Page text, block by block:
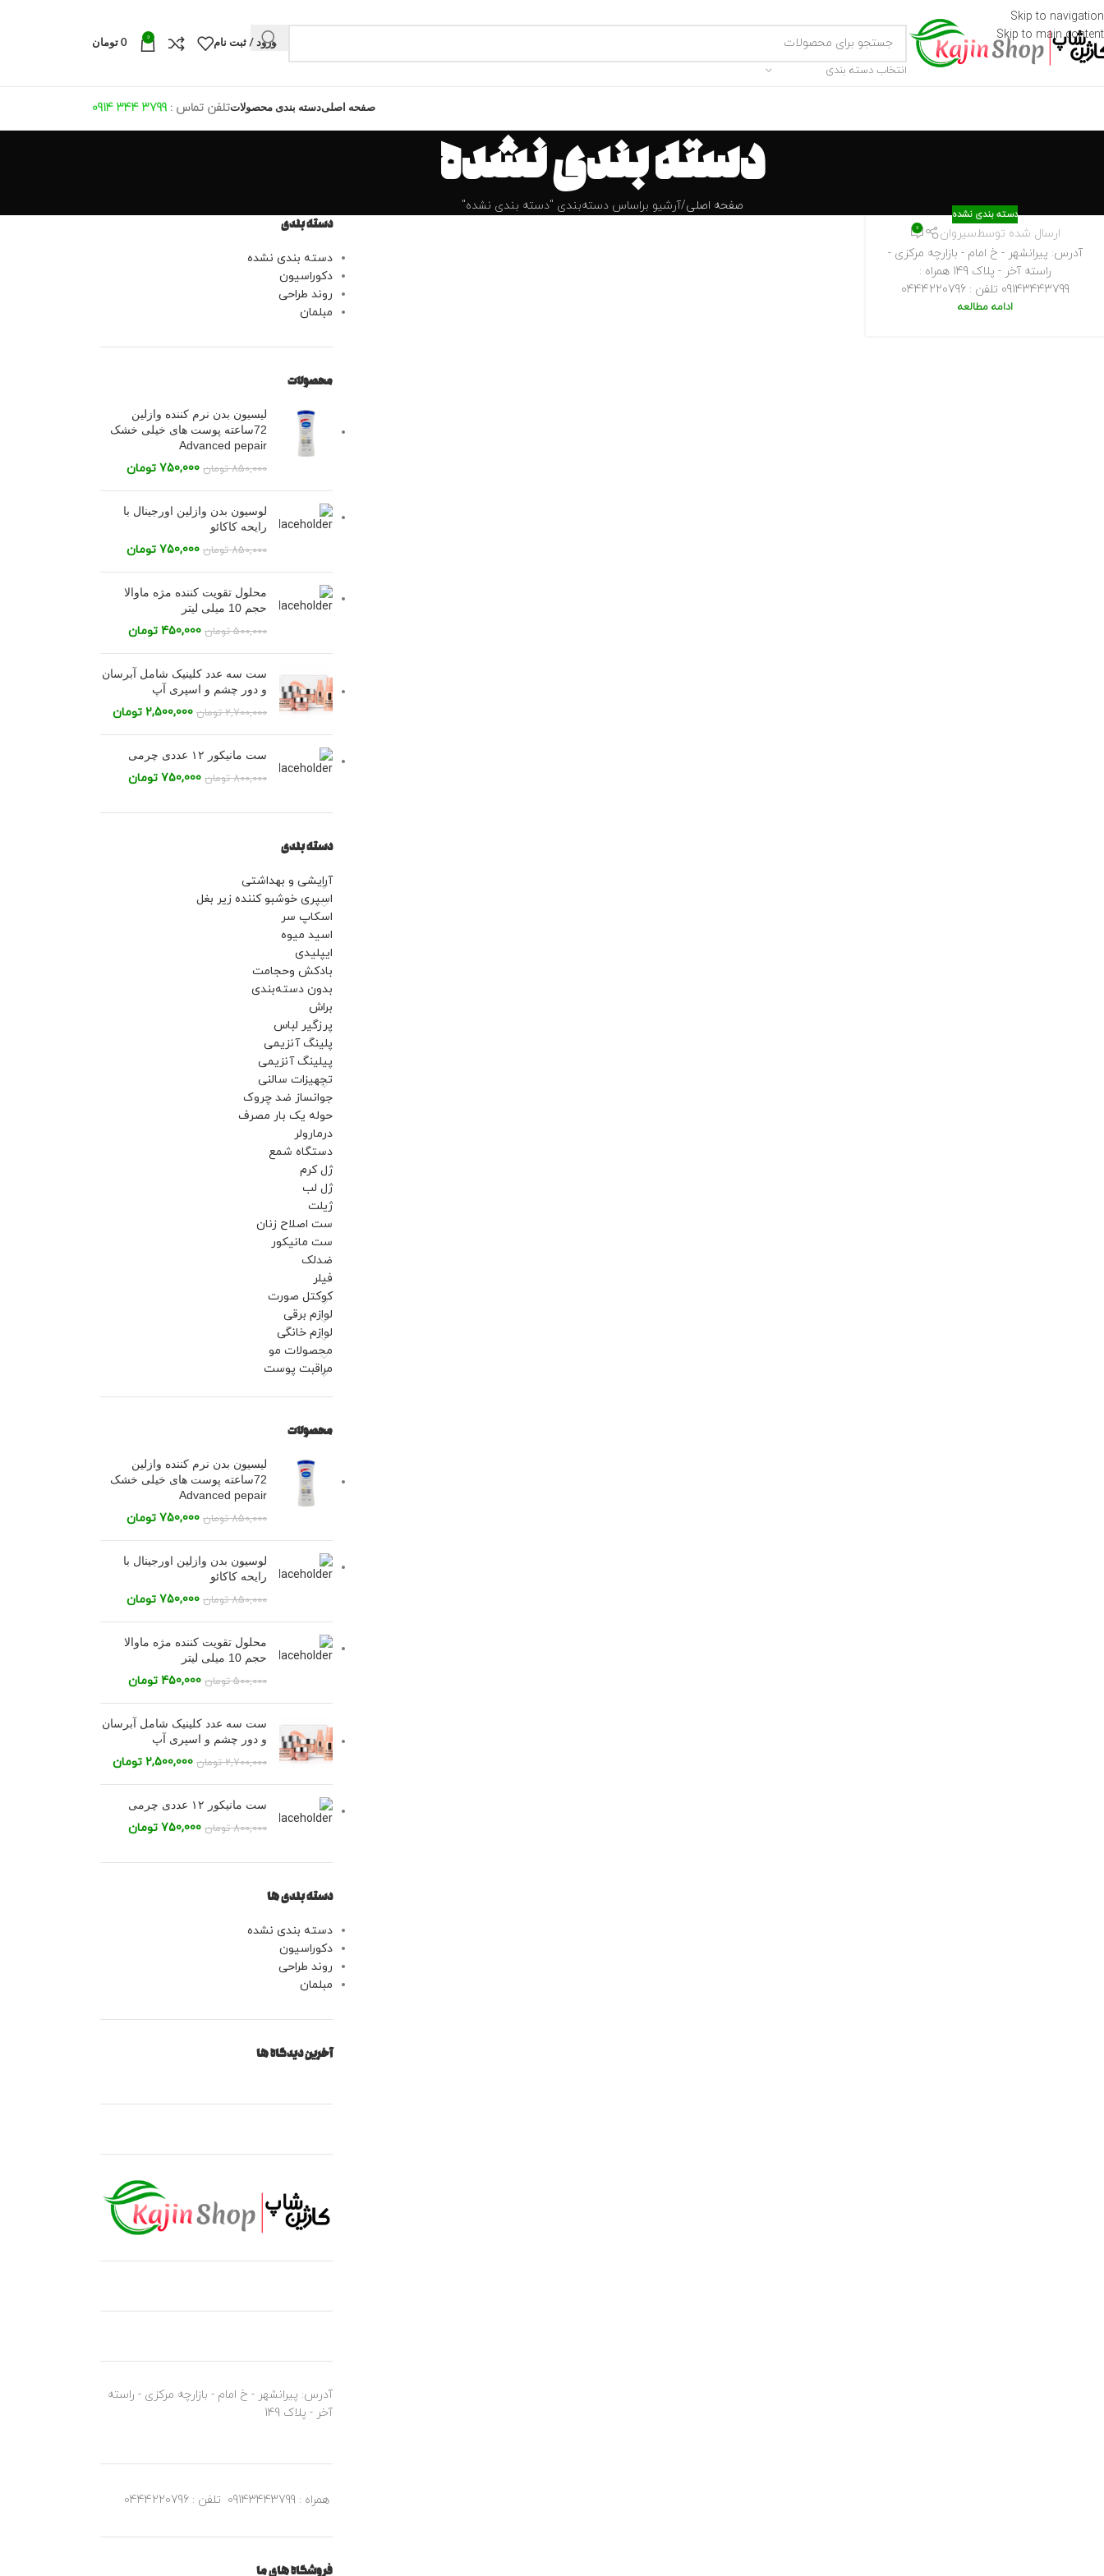
Skip to navigation
Skip to main content
انتخاب دسته بندی
ورود / ثبت نام
0
0 تومان
صفحه اصلیدسته بندی محصولاتتلفن تماس : 3799 344 0914
دسته بندی نشده
صفحه اصلی آرشیو براساس دسته‌بندی "دسته بندی نشده"
دسته بندی نشده
ارسال شده توسطسیروان 0
آدرس: پیرانشهر - خ امام - بازارچه مرکزی -
راسته آخر - پلاک 149 همراه :
09143443799 تلفن : 0444220796
ادامه مطالعه
دسته بندی
دسته بندی نشده
دکوراسیون
روند طراحی
مبلمان
محصولات
لیسیون بدن نرم کننده وازلین
72ساعته پوست های خیلی خشک
Advanced pepair
850,000 تومان 750,000 تومان
لوسیون بدن وازلین اورجینال با
رایحه کاکائو
850,000 تومان 750,000 تومان
محلول تقویت کننده مژه ماوالا
حجم 10 میلی لیتر
500,000 تومان 450,000 تومان
ست سه عدد کلینیک شامل آبرسان
و دور چشم و اسپری آپ
2,700,000 تومان 2,500,000 تومان
ست مانیکور ۱۲ عددی چرمی
800,000 تومان 750,000 تومان
دسته بندی
‌آرایشی و بهداشتی
اسپری خوشبو کننده زیر بغل
اسکاپ سر
اسید میوه
ایپلیدی
بادکش وحجامت
بدون دسته‌بندی
براش
پرزگیر لباس
پلینگ آنزیمی
پیلینگ آنزیمی
تجهیزات سالنی
جوانساز ضد چروک
حوله یک بار مصرف
درمارولر
دستگاه شمع
ژل کرم
ژل لب
ژیلت
ست اصلاح زنان
ست مانیکور
ضدلک
فیلر
کوکتل صورت
لوازم برقی
لوازم خانگی
محصولات مو
مراقبت پوست
محصولات
لیسیون بدن نرم کننده وازلین
72ساعته پوست های خیلی خشک
Advanced pepair
850,000 تومان 750,000 تومان
لوسیون بدن وازلین اورجینال با
رایحه کاکائو
850,000 تومان 750,000 تومان
محلول تقویت کننده مژه ماوالا
حجم 10 میلی لیتر
500,000 تومان 450,000 تومان
ست سه عدد کلینیک شامل آبرسان
و دور چشم و اسپری آپ
2,700,000 تومان 2,500,000 تومان
ست مانیکور ۱۲ عددی چرمی
800,000 تومان 750,000 تومان
دسته بندی ها
دسته بندی نشده
دکوراسیون
روند طراحی
مبلمان
آخرین دیدگاه ها
آدرس: پیرانشهر - خ امام - بازارچه مرکزی - راسته
آخر - پلاک 149
همراه : 09143443799 تلفن : 0444220796
فروشگاه های ما